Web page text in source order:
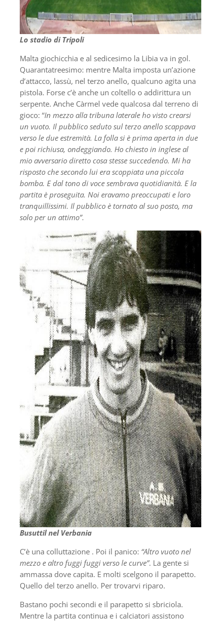
Lo stadio di Tripoli
Malta giochicchia e al sedicesimo la Libia va in gol.
Quarantatreesimo: mentre Malta imposta un’azione
d’attacco, lassù, nel terzo anello, qualcuno agita una
pistola. Forse c’è anche un coltello o addirittura un
serpente. Anche Càrmel vede qualcosa dal terreno di
gioco: “In mezzo alla tribuna laterale ho visto crearsi
un vuoto. Il pubblico seduto sul terzo anello scappava
verso le due estremità. La folla si è prima aperta in due
e poi richiusa, ondeggiando. Ho chiesto in inglese al
mio avversario diretto cosa stesse succedendo. Mi ha
risposto che secondo lui era scoppiata una piccola
bomba. E dal tono di voce sembrava quotidianità. E la
partita è proseguita. Noi eravamo preoccupati e loro
tranquillissimi. Il pubblico è tornato al suo posto, ma
solo per un attimo”.
Busuttil nel Verbania
C’è una colluttazione . Poi il panico: “Altro vuoto nel
mezzo e altro fuggi fuggi verso le curve”. La gente si
ammassa dove capita. E molti scelgono il parapetto.
Quello del terzo anello. Per trovarvi riparo.
Bastano pochi secondi e il parapetto si sbriciola.
Mentre la partita continua e i calciatori assistono